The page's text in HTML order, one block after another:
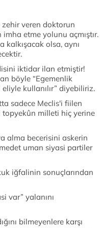
veren doktorun
etme yolunu açmıştır.
olsa, aynı
iktidar ilan etmiştir!
böyle “Egemenlik
eliyle kullanılır” diyebiliriz.
sadece Meclis'i fiilen
topyekûn milleti hiç yerine
alma becerisini askerin
uman siyasi partiler
iğfalinin sonuçlarından
var” yalanını
bilmeyenlere karşı